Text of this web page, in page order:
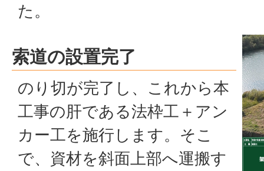
た。
索道の設置完了
のり切が完了し、これから本
工事の肝である法枠工＋アン
カー工を施行します。そこ
で、資材を斜面上部へ運搬す